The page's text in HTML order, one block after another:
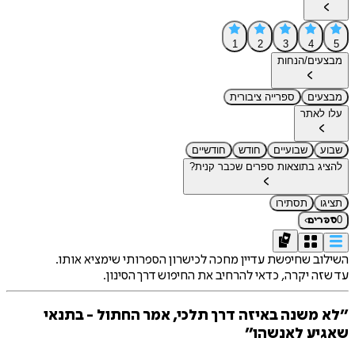
5
4
3
2
1
מבצעים/הנחות
מבצעים
ספרייה ציבורית
עלו לאתר
שבוע שבועיים חודש
חודשיים
להציג בתוצאות ספרים שכבר קנית?
תציגו
תסתירו
0ספרים›
השילוב שחיפשת עדיין מחכה לכישרון הספרותי שימציא אותו.
עד שזה יקרה, כדאי להרחיב את החיפוש דרך הסינון.
״לא משנה באיזה דרך תלכי, אמר החתול - בתנאי
שאגיע לאנשהו״